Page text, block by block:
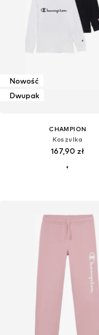
Nowość
Dwupak
CHAMPION
Koszulka
167,90 zł